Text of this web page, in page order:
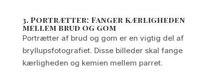
3. Portrætter: Fanger kærligheden
mellem brud og gom
Portrætter af brud og gom er en vigtig del af
bryllupsfotografiet. Disse billeder skal fange
kærligheden og kemien mellem parret.